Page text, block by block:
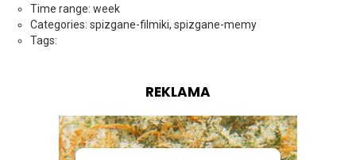
Time range: week
Categories: spizgane-filmiki, spizgane-memy
Tags:
REKLAMA